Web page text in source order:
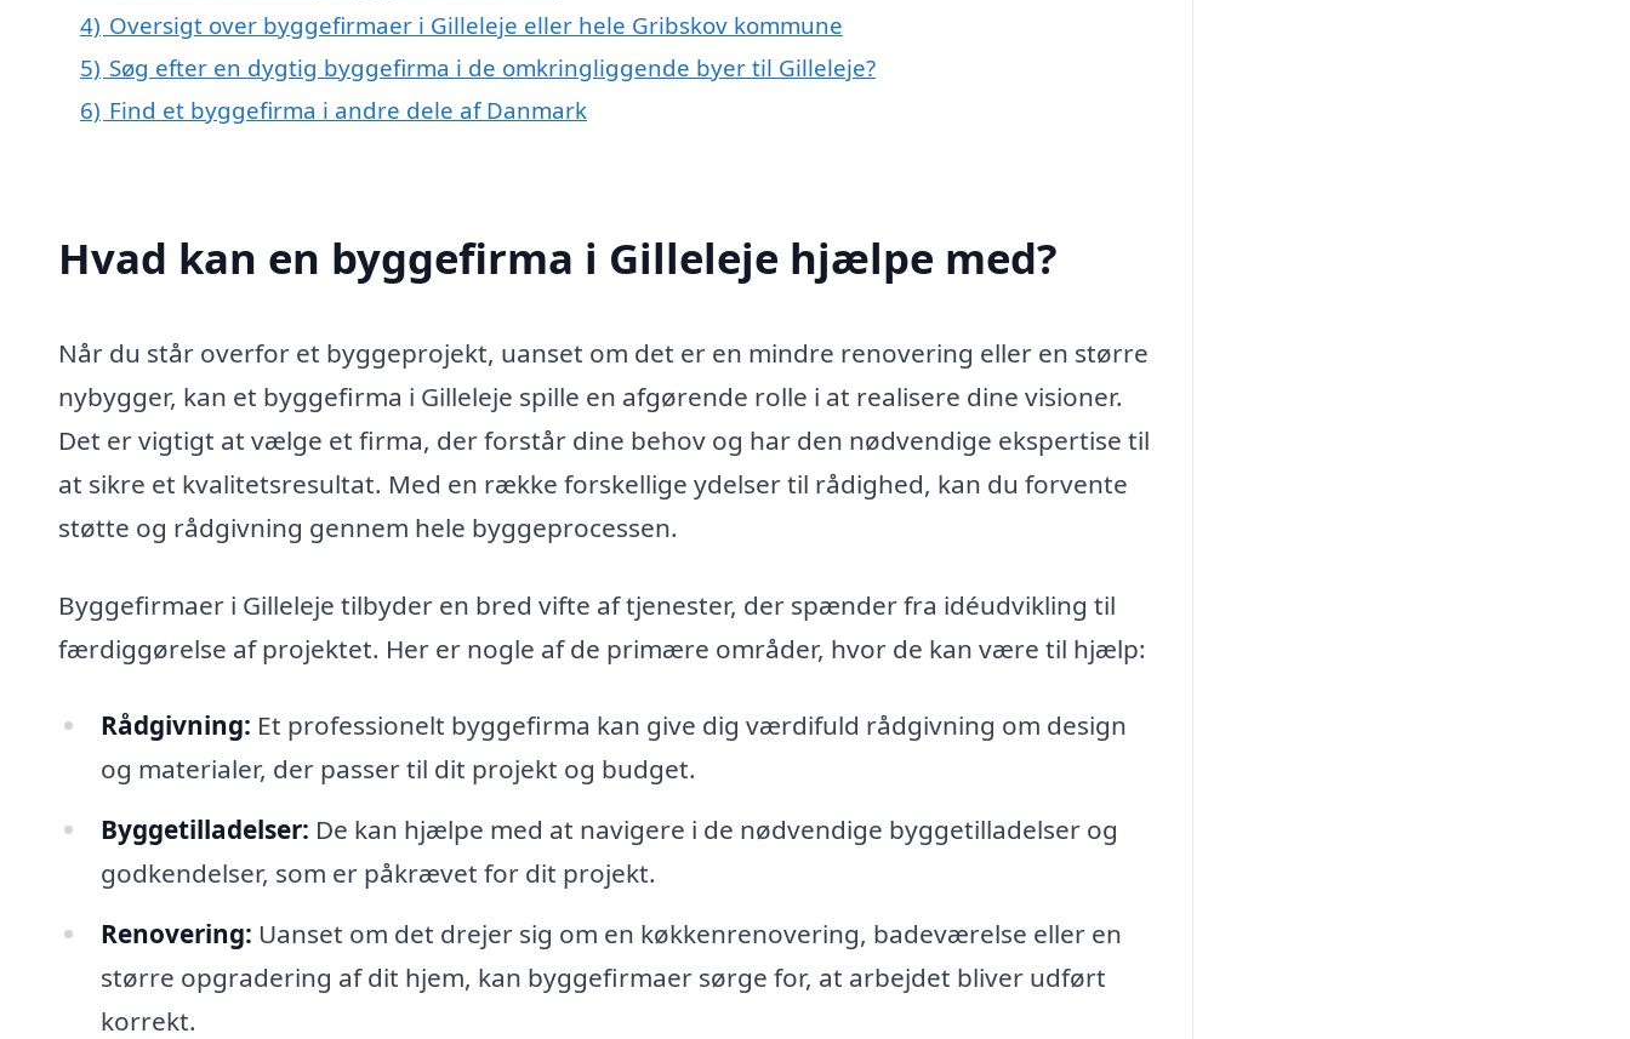
4) Oversigt over byggefirmaer i Gilleleje eller hele Gribskov kommune
5) Søg efter en dygtig byggefirma i de omkringliggende byer til Gilleleje?
6) Find et byggefirma i andre dele af Danmark
Hvad kan en byggefirma i Gilleleje hjælpe med?
Når du står overfor et byggeprojekt, uanset om det er en mindre renovering eller en større
nybygger, kan et byggefirma i Gilleleje spille en afgørende rolle i at realisere dine visioner.
Det er vigtigt at vælge et firma, der forstår dine behov og har den nødvendige ekspertise til
at sikre et kvalitetsresultat. Med en række forskellige ydelser til rådighed, kan du forvente
støtte og rådgivning gennem hele byggeprocessen.
Byggefirmaer i Gilleleje tilbyder en bred vifte af tjenester, der spænder fra idéudvikling til
færdiggørelse af projektet. Her er nogle af de primære områder, hvor de kan være til hjælp:
Rådgivning: Et professionelt byggefirma kan give dig værdifuld rådgivning om design
og materialer, der passer til dit projekt og budget.
Byggetilladelser: De kan hjælpe med at navigere i de nødvendige byggetilladelser og
godkendelser, som er påkrævet for dit projekt.
Renovering: Uanset om det drejer sig om en køkkenrenovering, badeværelse eller en
større opgradering af dit hjem, kan byggefirmaer sørge for, at arbejdet bliver udført
korrekt.